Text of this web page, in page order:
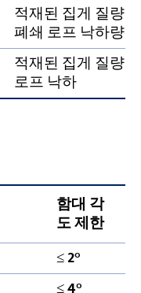
적재된 집게 질량 ×
폐쇄 로프 낙하량
적재된 집게 질량 ÷
로프 낙하
함대 각
도 제한
≤2°